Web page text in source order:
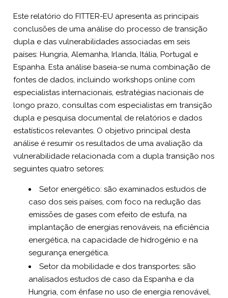
Este relatório do FITTER-EU apresenta as principais
conclusões de uma análise do processo de transição
dupla e das vulnerabilidades associadas em seis
países: Hungria, Alemanha, Irlanda, Itália, Portugal e
Espanha. Esta análise baseia-se numa combinação de
fontes de dados, incluindo workshops online com
especialistas internacionais, estratégias nacionais de
longo prazo, consultas com especialistas em transição
dupla e pesquisa documental de relatórios e dados
estatísticos relevantes. O objetivo principal desta
análise é resumir os resultados de uma avaliação da
vulnerabilidade relacionada com a dupla transição nos
seguintes quatro setores:
Setor energético: são examinados estudos de
caso dos seis países, com foco na redução das
emissões de gases com efeito de estufa, na
implantação de energias renováveis, na eficiência
energética, na capacidade de hidrogénio e na
segurança energética.
Setor da mobilidade e dos transportes: são
analisados estudos de caso da Espanha e da
Hungria, com ênfase no uso de energia renovável,